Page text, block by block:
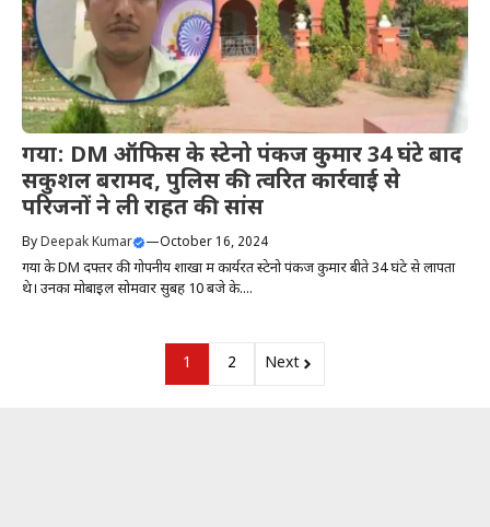
गया: DM ऑफिस के स्टेनो पंकज कुमार 34 घंटे बाद
सकुशल बरामद, पुलिस की त्वरित कार्रवाई से
परिजनों ने ली राहत की सांस
ByDeepak Kumar —October 16, 2024
गया के DM दफ्तर की गोपनीय शाखा में कार्यरत स्टेनो पंकज कुमार बीते 34 घंटे से लापता
थे। उनका मोबाइल सोमवार सुबह 10 बजे के....
1 2 Next